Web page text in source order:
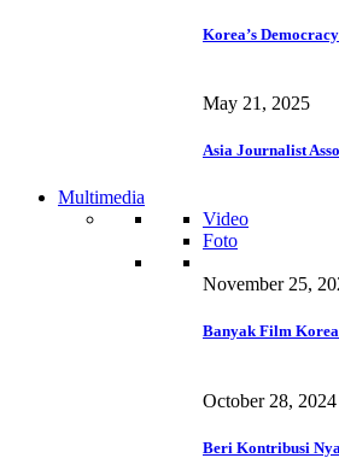
Korea’s
May 21, 2025
Asia Journalist
Multimedia
Video
Foto
November 25,
Banyak Film Korea
October 28, 2024
Beri Kontribusi